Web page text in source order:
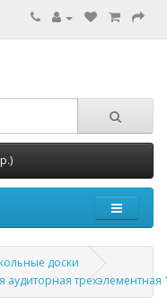
доски
трехэлементная